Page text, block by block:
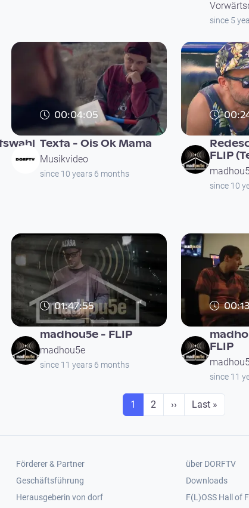
since 5
00:04:05
Texta - Ois Ok Mama
Musikvideo
since 10 years 6 months
FLIP
since 10
01:47:55
madhou5e - FLIP
madhou5e
since 11 years 6 months
FLIP
since 11
Seite
1 Seite
2 Next page
›› Last page
Last »
Footer 2
Förderer & Partner
Geschäftsführung
Herausgeberin von dorf
Footer 3
über DORFTV
Downloads
F(L)OSS Hall of